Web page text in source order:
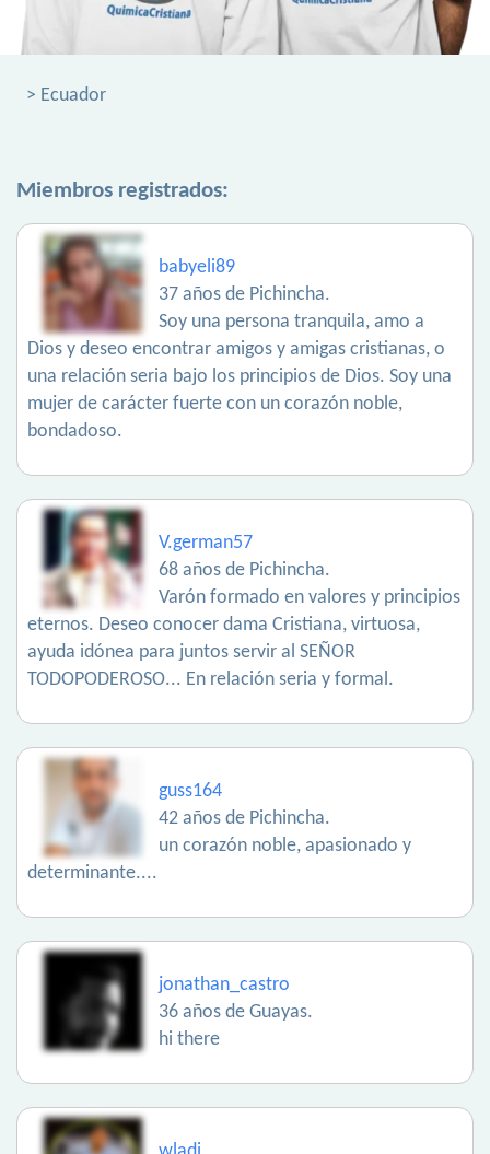
> Ecuador
Miembros registrados:
babyeli89
37 años de Pichincha.
Soy una persona tranquila, amo a
Dios y deseo encontrar amigos y amigas cristianas, o
una relación seria bajo los principios de Dios. Soy una
mujer de carácter fuerte con un corazón noble,
bondadoso.
V.german57
68 años de Pichincha.
Varón formado en valores y principios
eternos. Deseo conocer dama Cristiana, virtuosa,
ayuda idónea para juntos servir al SEÑOR
TODOPODEROSO... En relación seria y formal.
guss164
42 años de Pichincha.
un corazón noble, apasionado y
determinante....
jonathan_castro
36 años de Guayas.
hi there